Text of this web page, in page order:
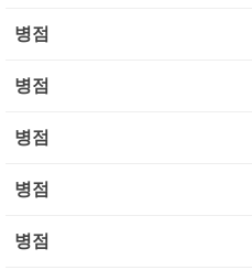
병점
병점
병점
병점
병점